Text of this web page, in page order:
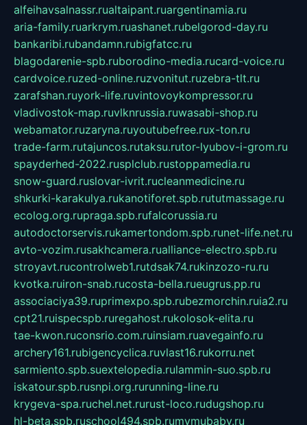
alfeihavsalnassr.rualtaipant.ruargentinamia.ru
aria-family.ruarkrym.ruashanet.rubelgorod-day.ru
bankaribi.rubandamn.rubigfatcc.ru
blagodarenie-spb.ruborodino-media.rucard-voice.ru
cardvoice.ruzed-online.ruzvonitut.ruzebra-tlt.ru
zarafshan.ruyork-life.ruvintovoykompressor.ru
vladivostok-map.ruvlknrussia.ruwasabi-shop.ru
webamator.ruzaryna.ruyoutubefree.rux-ton.ru
trade-farm.rutajuncos.rutaksu.rutor-lyubov-i-grom.ru
spayderhed-2022.rusplclub.rustoppamedia.ru
snow-guard.ruslovar-ivrit.rucleanmedicine.ru
shkurki-karakulya.rukanotiforet.spb.rututmassage.ru
ecolog.org.rupraga.spb.rufalcorussia.ru
autodoctorservis.rukamertondom.spb.runet-life.net.ru
avto-vozim.rusakhcamera.rualliance-electro.spb.ru
stroyavt.rucontrolweb1.rutdsak74.rukinzozo-ru.ru
kvotka.ruiron-snab.rucosta-bella.rueugrus.pp.ru
associaciya39.ruprimexpo.spb.rubezmorchin.ruia2.ru
cpt21.ruispecspb.ruregahost.rukolosok-elita.ru
tae-kwon.ruconsrio.com.ruinsiam.ruavegainfo.ru
archery161.rubigencyclica.ruvlast16.rukorru.net
sarmiento.spb.suextelopedia.rulammin-suo.spb.ru
iskatour.spb.rusnpi.org.rurunning-line.ru
krygeva-spa.ruchel.net.rurust-loco.rudugshop.ru
hl-beta.spb.ruschool494.spb.rumymubaby.ru